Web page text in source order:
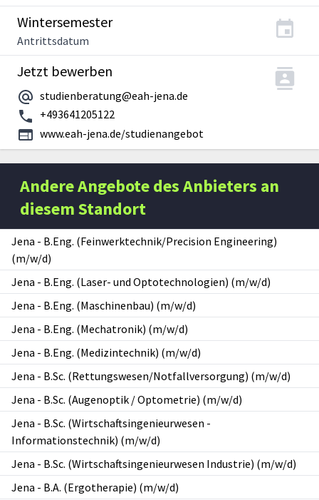
Wintersemester
Antrittsdatum
Jetzt bewerben
studienberatung@eah-jena.de
+493641205122
www.eah-jena.de/studienangebot
Andere Angebote des Anbieters an
diesem Standort
Jena - B.Eng. (Feinwerktechnik/Precision Engineering)
(m/w/d)
Jena - B.Eng. (Laser- und Optotechnologien) (m/w/d)
Jena - B.Eng. (Maschinenbau) (m/w/d)
Jena - B.Eng. (Mechatronik) (m/w/d)
Jena - B.Eng. (Medizintechnik) (m/w/d)
Jena - B.Sc. (Rettungswesen/Notfallversorgung) (m/w/d)
Jena - B.Sc. (Augenoptik / Optometrie) (m/w/d)
Jena - B.Sc. (Wirtschaftsingenieurwesen -
Informationstechnik) (m/w/d)
Jena - B.Sc. (Wirtschaftsingenieurwesen Industrie) (m/w/d)
Jena - B.A. (Ergotherapie) (m/w/d)